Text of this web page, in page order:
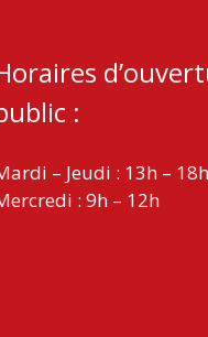
:
– Jeudi : 13h – 18h
: 9h – 12h